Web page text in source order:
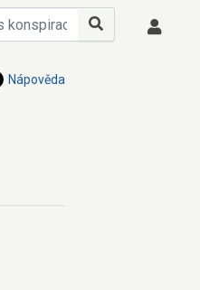
Nápověda